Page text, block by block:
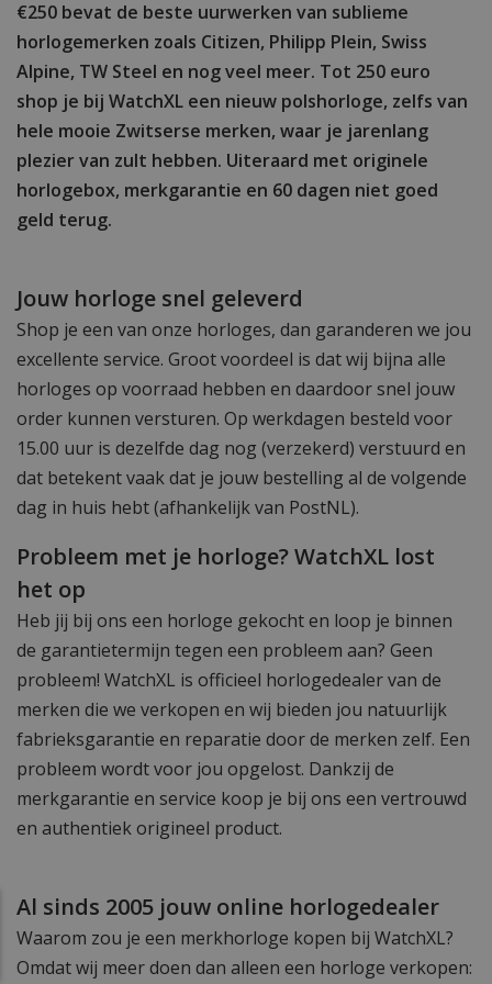
€250 bevat de beste uurwerken van sublieme
horlogemerken zoals Citizen, Philipp Plein, Swiss
Alpine, TW Steel en nog veel meer. Tot 250 euro
shop je bij WatchXL een nieuw polshorloge, zelfs van
hele mooie Zwitserse merken, waar je jarenlang
plezier van zult hebben. Uiteraard met originele
horlogebox, merkgarantie en 60 dagen niet goed
geld terug.
Jouw horloge snel geleverd
Shop je een van onze horloges, dan garanderen we jou
excellente service. Groot voordeel is dat wij bijna alle
horloges op voorraad hebben en daardoor snel jouw
order kunnen versturen. Op werkdagen besteld voor
15.00 uur is dezelfde dag nog (verzekerd) verstuurd en
dat betekent vaak dat je jouw bestelling al de volgende
dag in huis hebt (afhankelijk van PostNL).
Probleem met je horloge? WatchXL lost
het op
Heb jij bij ons een horloge gekocht en loop je binnen
de garantietermijn tegen een probleem aan? Geen
probleem! WatchXL is officieel horlogedealer van de
merken die we verkopen en wij bieden jou natuurlijk
fabrieksgarantie en reparatie door de merken zelf. Een
probleem wordt voor jou opgelost. Dankzij de
merkgarantie en service koop je bij ons een vertrouwd
en authentiek origineel product.
Al sinds 2005 jouw online horlogedealer
Waarom zou je een merkhorloge kopen bij WatchXL?
Omdat wij meer doen dan alleen een horloge verkopen: